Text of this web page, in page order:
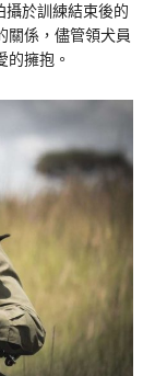
攝於訓練結束後的
關係，儘管領犬員
擁抱。